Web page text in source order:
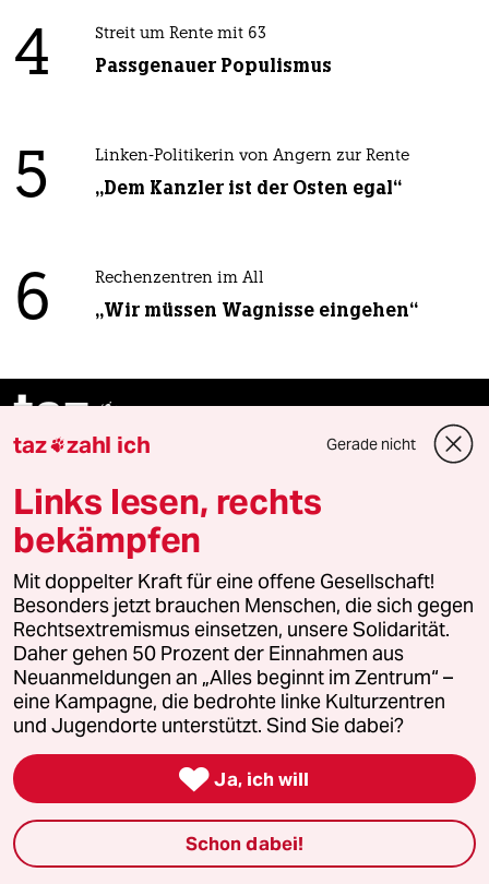
4 Streit um Rente mit 63
Passgenauer Populismus
5 Linken-Politikerin von Angern zur Rente
„Dem Kanzler ist der Osten egal“
6 Rechenzentren im All
„Wir müssen Wagnisse eingehen“
taz
Politik
Öko
Gesellschaft
Kultur
Sport
taz zahl ich Gerade nicht
Links lesen, rechts
bekämpfen
Mit doppelter Kraft für eine offene Gesellschaft!
Besonders jetzt brauchen Menschen, die sich gegen
Rechtsextremismus einsetzen, unsere Solidarität.
Daher gehen 50 Prozent der Einnahmen aus
Neuanmeldungen an „Alles beginnt im Zentrum“ –
eine Kampagne, die bedrohte linke Kulturzentren
und Jugendorte unterstützt. Sind Sie dabei?
 Ja, ich will
Schon dabei!